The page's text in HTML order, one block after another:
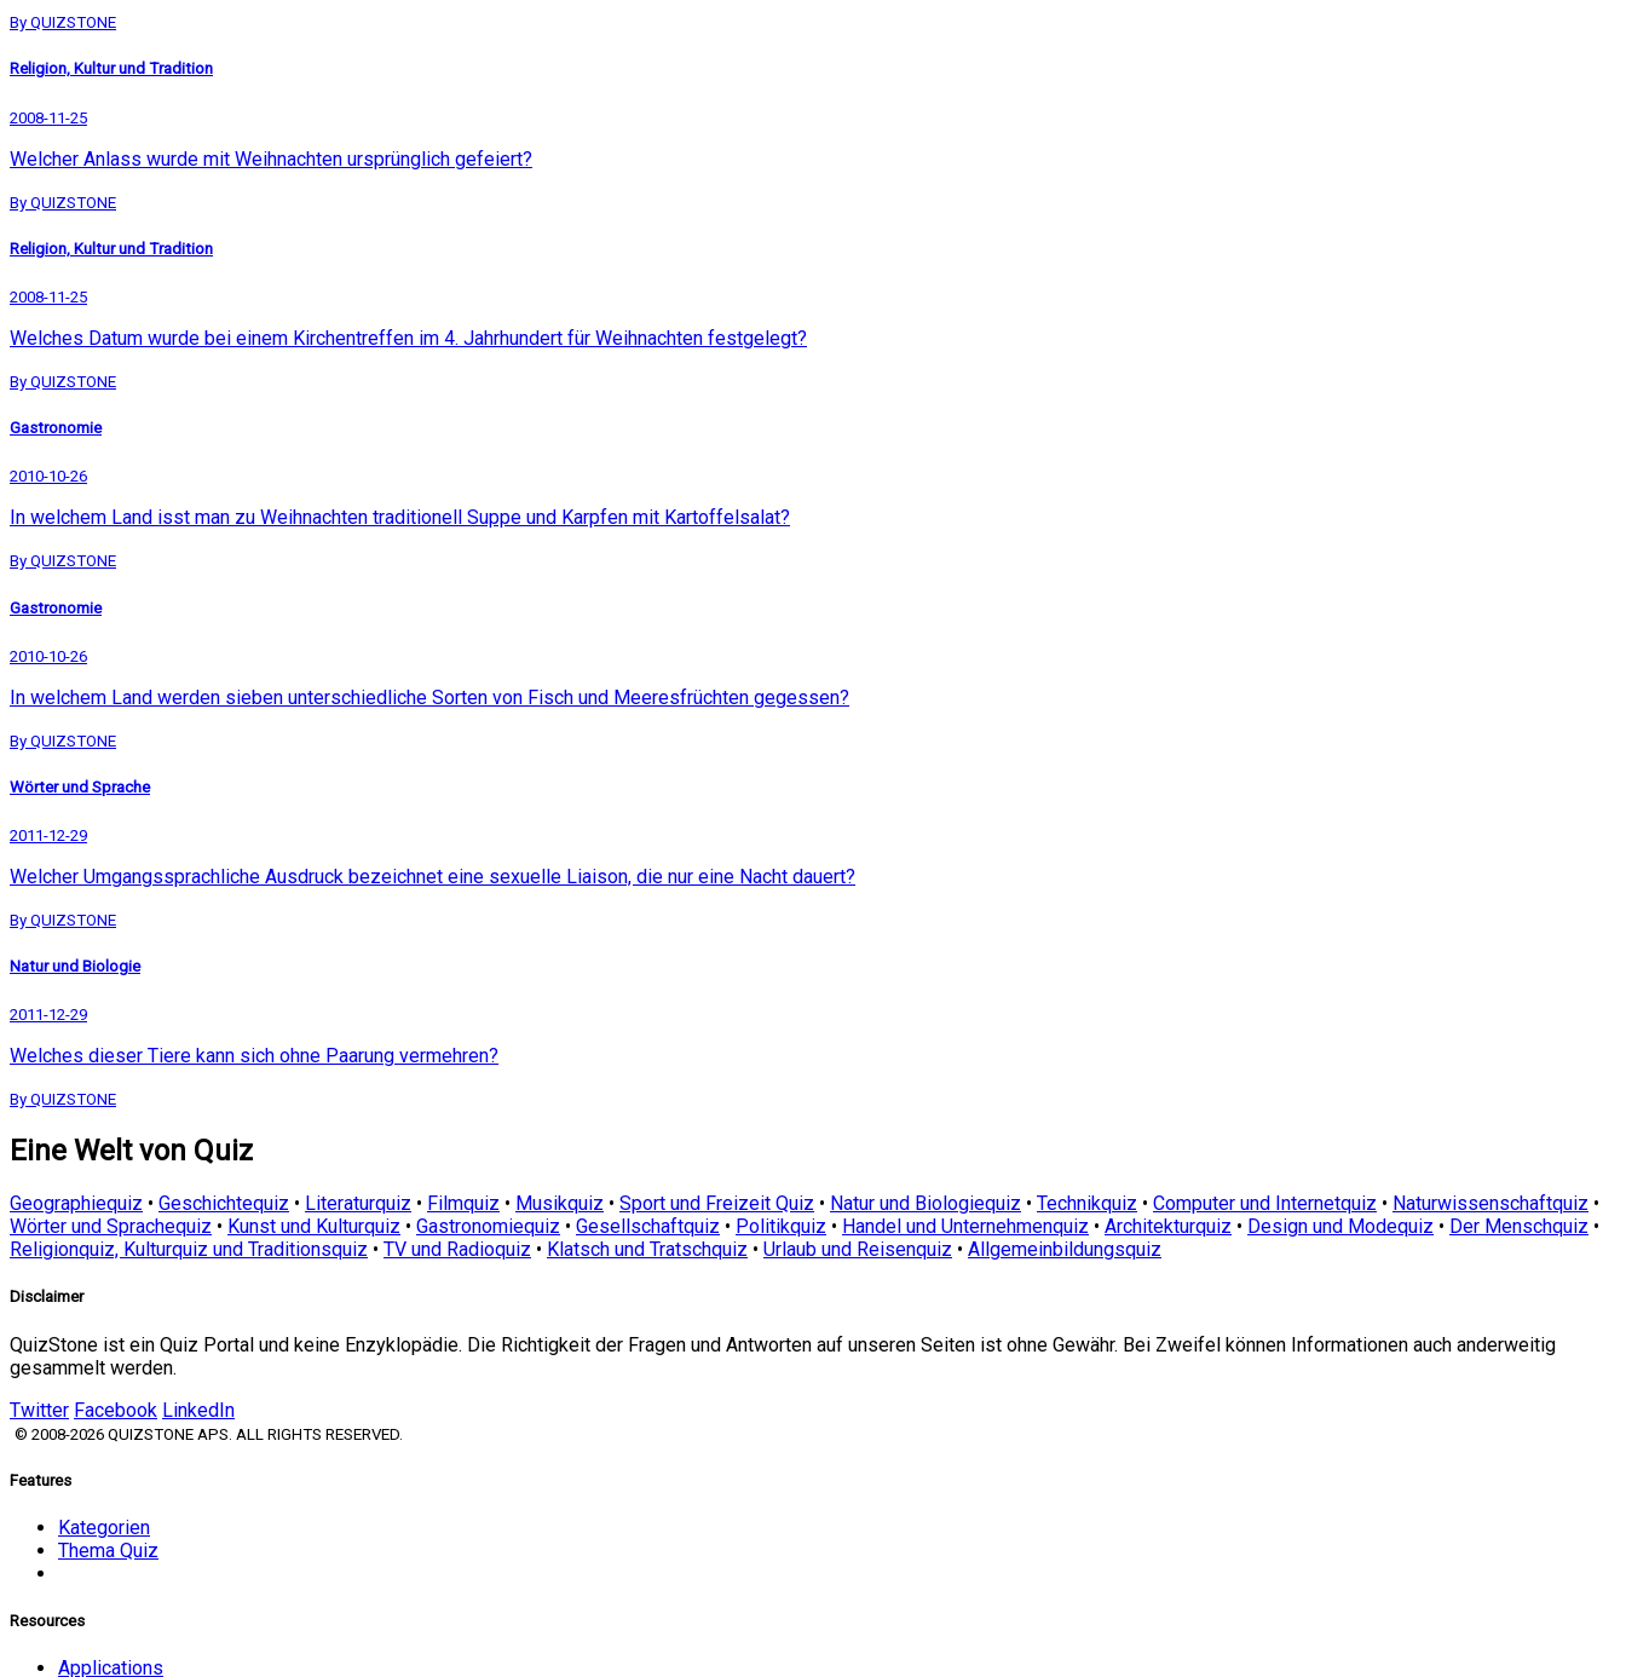
By QUIZSTONE
Religion, Kultur und Tradition
2008-11-25
Welcher Anlass wurde mit Weihnachten ursprünglich gefeiert?
By QUIZSTONE
Religion, Kultur und Tradition
2008-11-25
Welches Datum wurde bei einem Kirchentreffen im 4. Jahrhundert für Weihnachten festgelegt?
By QUIZSTONE
Gastronomie
2010-10-26
In welchem Land isst man zu Weihnachten traditionell Suppe und Karpfen mit Kartoffelsalat?
By QUIZSTONE
Gastronomie
2010-10-26
In welchem Land werden sieben unterschiedliche Sorten von Fisch und Meeresfrüchten gegessen?
By QUIZSTONE
Wörter und Sprache
2011-12-29
Welcher Umgangssprachliche Ausdruck bezeichnet eine sexuelle Liaison, die nur eine Nacht dauert?
By QUIZSTONE
Natur und Biologie
2011-12-29
Welches dieser Tiere kann sich ohne Paarung vermehren?
By QUIZSTONE
Eine Welt von Quiz
Geographiequiz • Geschichtequiz • Literaturquiz • Filmquiz • Musikquiz • Sport und Freizeit Quiz • Natur und Biologiequiz • Technikquiz • Computer und Internetquiz • Naturwissenschaftquiz •
Wörter und Sprachequiz • Kunst und Kulturquiz • Gastronomiequiz • Gesellschaftquiz • Politikquiz • Handel und Unternehmenquiz • Architekturquiz • Design und Modequiz • Der Menschquiz •
Religionquiz, Kulturquiz und Traditionsquiz • TV und Radioquiz • Klatsch und Tratschquiz • Urlaub und Reisenquiz • Allgemeinbildungsquiz
Disclaimer
QuizStone ist ein Quiz Portal und keine Enzyklopädie. Die Richtigkeit der Fragen und Antworten auf unseren Seiten ist ohne Gewähr. Bei Zweifel können Informationen auch anderweitig
gesammelt werden.
Twitter Facebook LinkedIn
© 2008-2026 QUIZSTONE APS. ALL RIGHTS RESERVED.
Features
Kategorien
Thema Quiz
Resources
Applications